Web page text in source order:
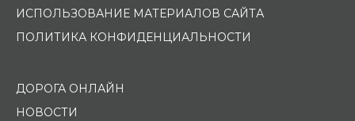
ИСПОЛЬЗОВАНИЕ МАТЕРИАЛОВ САЙТА
ПОЛИТИКА КОНФИДЕНЦИАЛЬНОСТИ
ДОРОГА ОНЛАЙН
НОВОСТИ